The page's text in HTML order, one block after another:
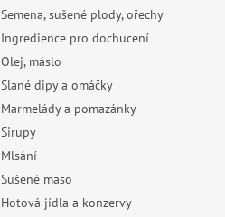
Semena, sušené plody, ořechy
Ingredience pro dochucení
Olej, máslo
Slané dipy a omáčky
Marmelády a pomazánky
Sirupy
Mlsání
Sušené maso
Hotová jídla a konzervy